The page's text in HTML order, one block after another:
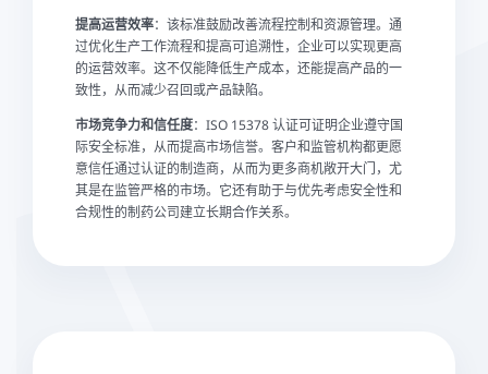
提高运营效率：该标准鼓励改善流程控制和资源管理。通
过优化生产工作流程和提高可追溯性，企业可以实现更高
的运营效率。这不仅能降低生产成本，还能提高产品的一
致性，从而减少召回或产品缺陷。
市场竞争力和信任度：ISO 15378 认证可证明企业遵守国
际安全标准，从而提高市场信誉。客户和监管机构都更愿
意信任通过认证的制造商，从而为更多商机敞开大门，尤
其是在监管严格的市场。它还有助于与优先考虑安全性和
合规性的制药公司建立长期合作关系。